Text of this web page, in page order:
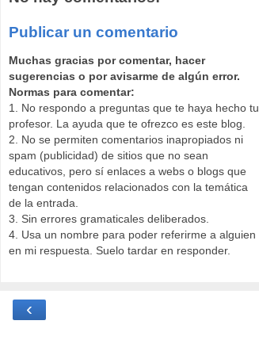
Publicar un comentario
Muchas gracias por comentar, hacer
sugerencias o por avisarme de algún error.
Normas para comentar:
1. No respondo a preguntas que te haya hecho tu
profesor. La ayuda que te ofrezco es este blog.
2. No se permiten comentarios inapropiados ni
spam (publicidad) de sitios que no sean
educativos, pero sí enlaces a webs o blogs que
tengan contenidos relacionados con la temática
de la entrada.
3. Sin errores gramaticales deliberados.
4. Usa un nombre para poder referirme a alguien
en mi respuesta. Suelo tardar en responder.
‹